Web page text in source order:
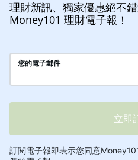
理財新訊、獨家優惠絕不
Money101 理財電子報！